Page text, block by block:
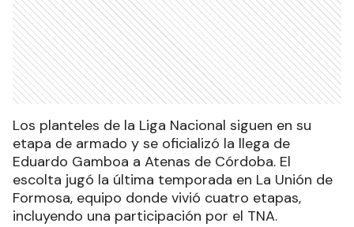
Los planteles de la Liga Nacional siguen en su
etapa de armado y se oficializó la llega de
Eduardo Gamboa a Atenas de Córdoba. El
escolta jugó la última temporada en La Unión de
Formosa, equipo donde vivió cuatro etapas,
incluyendo una participación por el TNA.